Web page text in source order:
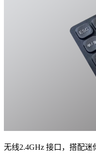
无线2.4GHz 接口，搭配迷